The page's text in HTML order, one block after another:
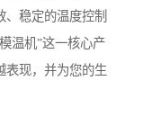
、稳定的温度控制
温机”这一核心产
表现，并为您的生